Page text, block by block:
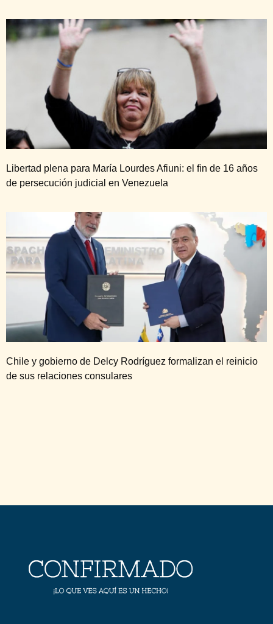
Libertad plena para María Lourdes Afiuni: el fin de 16 años
de persecución judicial en Venezuela
Chile y gobierno de Delcy Rodríguez formalizan el reinicio
de sus relaciones consulares